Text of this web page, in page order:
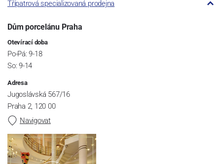
Třípatrová specializovaná prodejna
Dům porcelánu Praha
Otevírací doba
Po-Pá: 9-18
So: 9-14
Adresa
Jugoslávská 567/16
Praha 2, 120 00
Navigovat